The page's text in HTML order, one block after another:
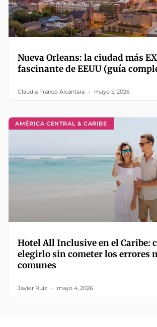
Nueva Orleans: la ciudad más
fascinante de EEUU (guía
Claudia Franco Alcántara mayo 5, 2026
AMÉRICA CENTRAL & CARIBE
Hotel All Inclusive en el Caribe:
elegirlo sin cometer los errores
comunes
Javier Ruiz mayo 4, 2026